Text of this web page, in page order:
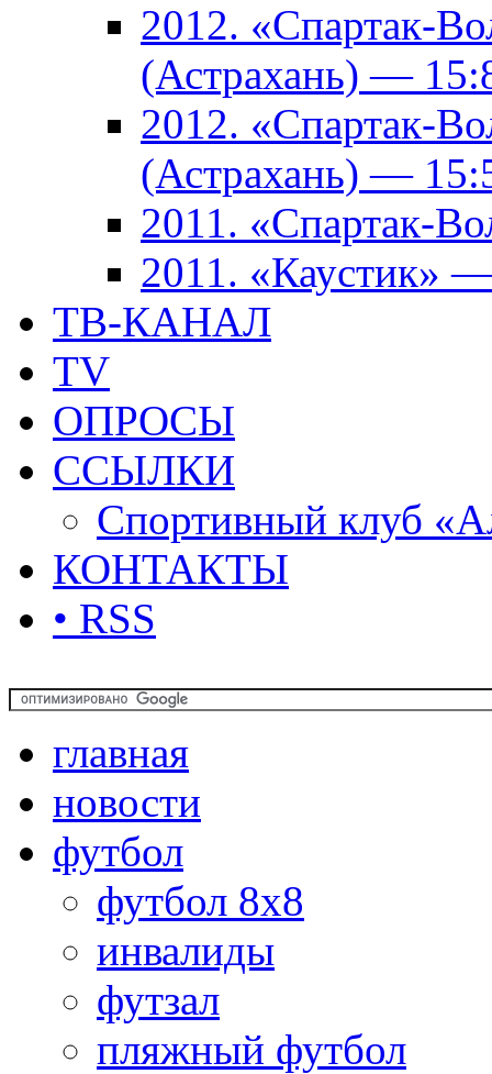
2012. «Спартак-
(Астрахань) —
2012. «Спартак-
(Астрахань) —
2011. «Спартак-
2011.
ТВ-КАНАЛ
TV
ОПРОСЫ
ССЫЛКИ
Спортивный клуб
КОНТАКТЫ
• RSS
главная
новости
футбол
футбол 8х8
инвалиды
футзал
пляжный футбол